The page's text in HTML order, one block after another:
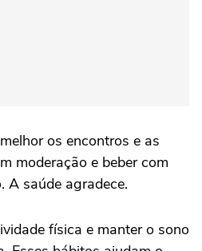
os encontros e as
moderação e beber com
A saúde agradece.
física e manter o sono